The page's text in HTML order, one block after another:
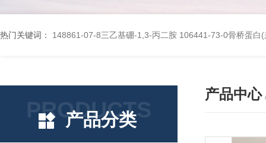
热门关键词： 148861-07-8三乙基硼-1,3-丙二胺 106441-73-0骨桥蛋白
PRODUCTS
产品分类
产品中心